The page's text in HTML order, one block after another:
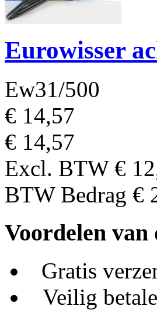
Eurowisser
Ew31/500
€ 14,57
€ 14,57
Excl. BTW €
BTW Bedrag €
Voordelen
Gratis
Veilig